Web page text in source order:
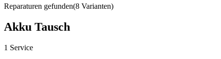
Reparaturen gefunden(8 Varianten)
Akku Tausch
1 Service